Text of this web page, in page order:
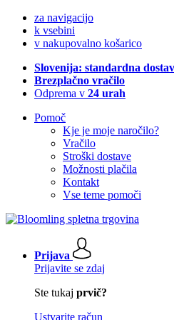
za navigacijo
k vsebini
v nakupovalno košarico
Slovenija: standardna
Brezplačno vračilo
Odprema v 24 urah
Pomoč
Kje je moje naročilo?
Vračilo
Stroški dostave
Možnosti plačila
Kontakt
Vse teme pomoči
Prijava
Prijavite se zdaj
Ste tukaj prvič?
Ustvarite račun